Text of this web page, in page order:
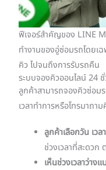
ฟีเจอร์สำคัญของ LINE
ทำงานของอู่ซ่อมรถโดย
คิว ไปจนถึงการรับรถคืน
ระบบจองคิวออนไลน์ 24 ชั่
ลูกค้าสามารถจองคิวซ่อม
เวลาทำการหรือโทรมาถา
ลูกค้าเลือกวัน เวล
ช่วงเวลาที่สะดวก
เห็นช่วงเวลาว่าง